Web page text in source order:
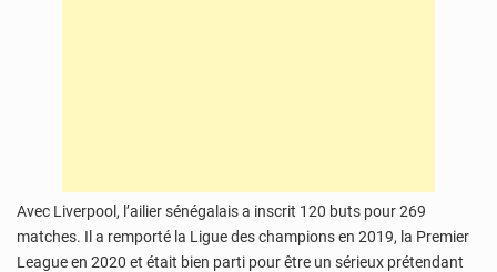
Avec Liverpool, l’ailier sénégalais a inscrit 120 buts pour 269
matches. Il a remporté la Ligue des champions en 2019, la Premier
League en 2020 et était bien parti pour être un sérieux prétendant